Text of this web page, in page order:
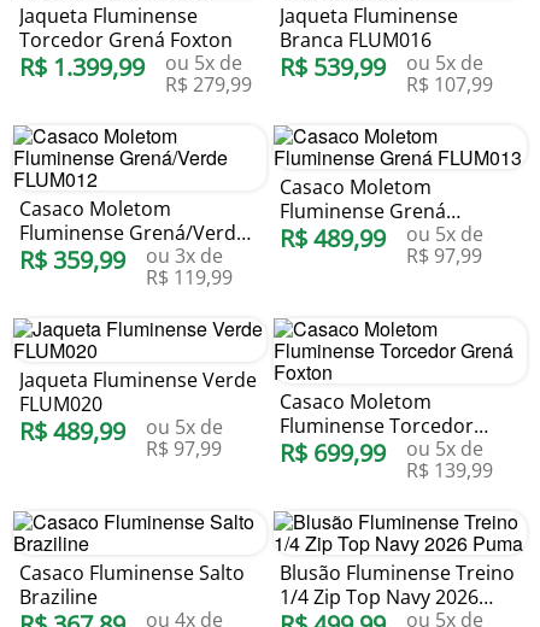
Jaqueta Fluminense
Torcedor Grená Foxton
R$ 1.399,99 ou 5x de
R$ 279,99
Jaqueta Fluminense
Branca FLUM016
R$ 539,99 ou 5x de
R$ 107,99
Casaco Moletom
Fluminense Grená/Verde
FLUM012
R$ 359,99 ou 3x de
R$ 119,99
Casaco Moletom
Fluminense Grená
FLUM013
R$489,99 ou 5x de
R$ 97,99
Jaqueta Fluminense Verde
FLUM020
R$489,99 ou 5x de
R$ 97,99
Casaco Moletom
Fluminense Torcedor
Grená Foxton
R$ 699,99 ou 5x de
R$ 139,99
Casaco Fluminense Salto
Braziline
ou 4x de
Blusão Fluminense Treino
1/4 Zip Top Navy 2026
Puma
ou 5x de